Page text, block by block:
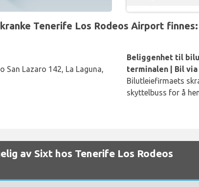
Tenerife Los Rodeos Airport finnes:
San Lazaro 142, La Laguna,
Beliggenhet til
terminalen | Bil
Bilutleiefirmaets
skyttelbuss for å
av Sixt hos Tenerife Los Rodeos